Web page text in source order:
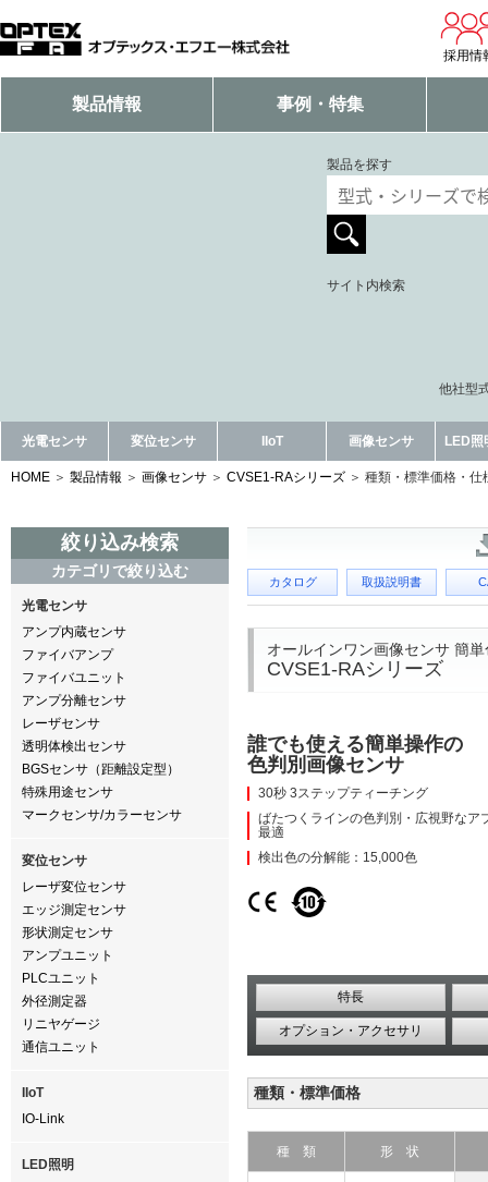
採用情
製品情報 事例・特集
製品を探す
サイト内検索
他社型
光電センサ 変位センサ IIoT 画像センサ LED照
HOME 製品情報 画像センサ CVSE1-RAシリーズ 種類・標準価格・仕
絞り込み検索
カテゴリで絞り込む
光電センサ
アンプ内蔵センサ
ファイバアンプ
ファイバユニット
アンプ分離センサ
レーザセンサ
透明体検出センサ
BGSセンサ（距離設定型）
特殊用途センサ
マークセンサ/カラーセンサ
変位センサ
レーザ変位センサ
エッジ測定センサ
形状測定センサ
アンプユニット
PLCユニット
外径測定器
リニヤゲージ
通信ユニット
IIoT
IO-Link
LED照明
カタログ 取扱説明書
オールインワン画像センサ 簡
CVSE1-RAシリーズ
誰でも使える簡単操作の
色判別画像センサ
30秒 3ステップティーチング
ばたつくラインの色判別・広視野なア
最適
検出色の分解能：15,000色
特長
オプション・アクセサリ
種類・標準価格
種 類 形 状